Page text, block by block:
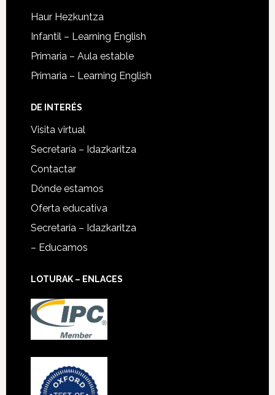
Haur Hezkuntza
Infantil – Learning English
Primaria – Aula estable
Primaria – Learning English
DE INTERÉS
Visita virtual
Secretaría – Idazkaritza
Contactar
Dónde estamos
Oferta educativa
Secretaría – Idazkaritza
– Educamos
LOTURAK – ENLACES